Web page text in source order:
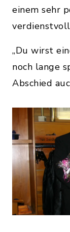
einem sehr
„Du wirst
noch lange
Abschied